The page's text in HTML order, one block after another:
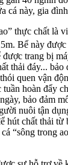
cá này, gia
thực chất là
Bể này
trang bị
thải đáy...
quen vận
hoàn đẩy
bảo đảm
nuôi tận
hút chất thải
“sông trong